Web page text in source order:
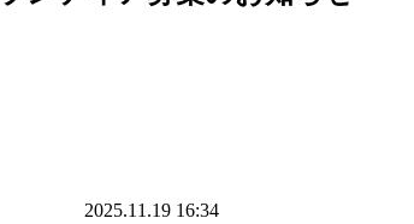
2025.11.19 16:34